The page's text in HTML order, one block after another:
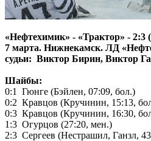
«Нефтехимик» - «Трактор» - 2:3
7 марта. Нижнекамск. ЛД
судьи: Виктор Бирин, Виктор
Шайбы:
0:1 Гюнге (Бэйлен, 07:09, бол.)
0:2 Кравцов (Кручинин, 15:13,
0:3 Кравцов (Кручинин, 16:30,
1:3 Огурцов (27:20, мен.)
2:3 Сергеев (Нестрашил, Ганзл,